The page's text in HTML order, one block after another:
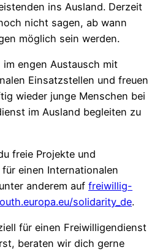
ins Ausland. Derzeit
nicht sagen, ab wann
möglich sein werden.
engen Austausch mit
Einsatzstellen und freuen
wieder junge Menschen bei
im Ausland begleiten zu
freie Projekte und
einen Internationalen
anderem auf freiwillig-
solidarity_de.
für einen Freiwilligendienst
beraten wir dich gerne